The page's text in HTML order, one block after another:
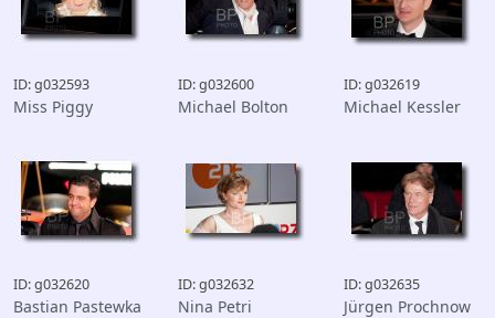
ID: g032593
Miss Piggy
ID: g032600
Michael Bolton
ID: g032619
Michael Kessler
ID: g032620
Bastian Pastewka
ID: g032632
Nina Petri
ID: g032635
Jürgen Prochnow